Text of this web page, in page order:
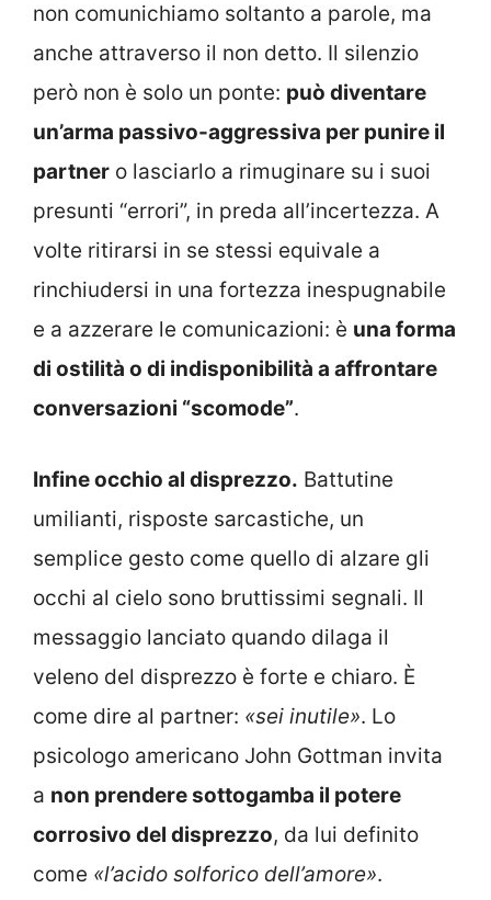
non comunichiamo soltanto a parole, ma
anche attraverso il non detto. Il silenzio
però non è solo un ponte: può diventare
un’arma passivo-aggressiva per punire il
partner o lasciarlo a rimuginare su i suoi
presunti “errori”, in preda all’incertezza. A
volte ritirarsi in se stessi equivale a
rinchiudersi in una fortezza inespugnabile
e a azzerare le comunicazioni: è una forma
di ostilità o di indisponibilità a affrontare
conversazioni “scomode”.
Infine occhio al disprezzo. Battutine
umilianti, risposte sarcastiche, un
semplice gesto come quello di alzare gli
occhi al cielo sono bruttissimi segnali. Il
messaggio lanciato quando dilaga il
veleno del disprezzo è forte e chiaro. È
come dire al partner: «sei inutile». Lo
psicologo americano John Gottman invita
a non prendere sottogamba il potere
corrosivo del disprezzo, da lui definito
come «l’acido solforico dell’amore».